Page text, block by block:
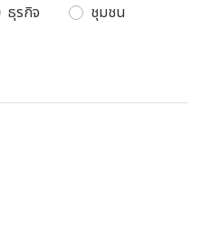
ธุรกิจ
ชุมชน